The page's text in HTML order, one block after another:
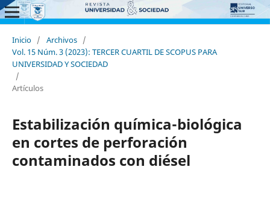
Inicio / Archivos /
Vol. 15 Núm. 3 (2023): TERCER CUARTIL DE SCOPUS PARA
UNIVERSIDAD Y SOCIEDAD
/
Artículos
Estabilización química-biológica
en cortes de perforación
contaminados con diésel